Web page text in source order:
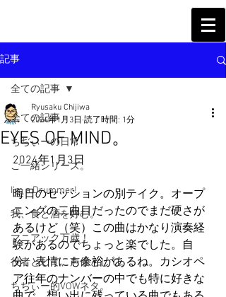
記事
全ての記事
ちぢぃーの日常
ご一緒シリーズ。
I'm a Drummer!
我、食と酒を好む。
マニアック万歳！
役者として、声優として。
ちぢぃー的VOWネタ。
全ての記事
EYES OF MIND。
Ryusaku Chijiwa
2024年1月3日 読了時間: 1分
2024年1月3日
晦日のセッションの別テイク。オープ
ニングの二曲目だったのでまだ硬さが
あるけど（笑）この曲はかなり演奏経
験があるのでちょっと楽でした。自
分、表情にも余裕があるね。カシオペ
ア往年のナンバーの中でも特に好きな